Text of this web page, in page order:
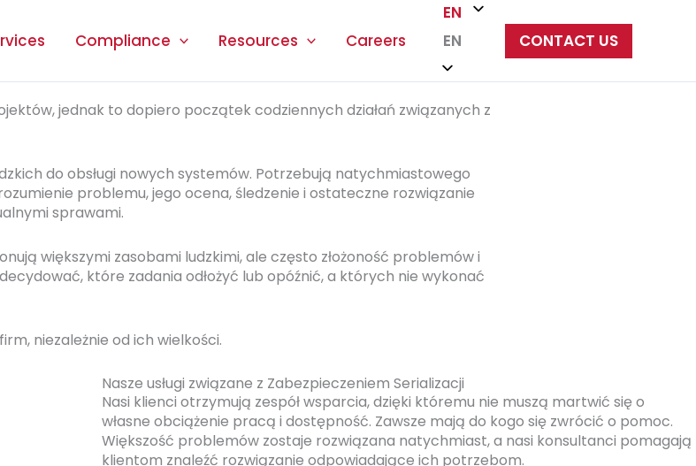
Compliance Resources Careers
EN
EN
CONTACT US
ów, jednak to dopiero początek codziennych działań związanych z
do obsługi nowych systemów. Potrzebują natychmiastowego
problemu, jego ocena, śledzenie i ostateczne rozwiązanie
sprawami.
większymi zasobami ludzkimi, ale często złożoność problemów i
które zadania odłożyć lub opóźnić, a których nie wykonać
niezależnie od ich wielkości.
Nasze usługi związane z Zabezpieczeniem Serializacji
Nasi klienci otrzymują zespół wsparcia, dzięki któremu nie muszą martwić się o
własne obciążenie pracą i dostępność. Zawsze mają do kogo się zwrócić o pomoc.
Większość problemów zostaje rozwiązana natychmiast, a nasi konsultanci pomagają
klientom znaleźć rozwiązanie odpowiadające ich potrzebom.